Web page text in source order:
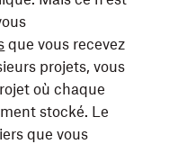
que vous recevez
projets, vous
où chaque
stocké. Le
que vous